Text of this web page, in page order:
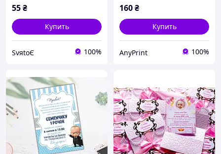
55₴
Купить
SvяtoЄ 100%
160₴
Купить
AnyPrint 100%